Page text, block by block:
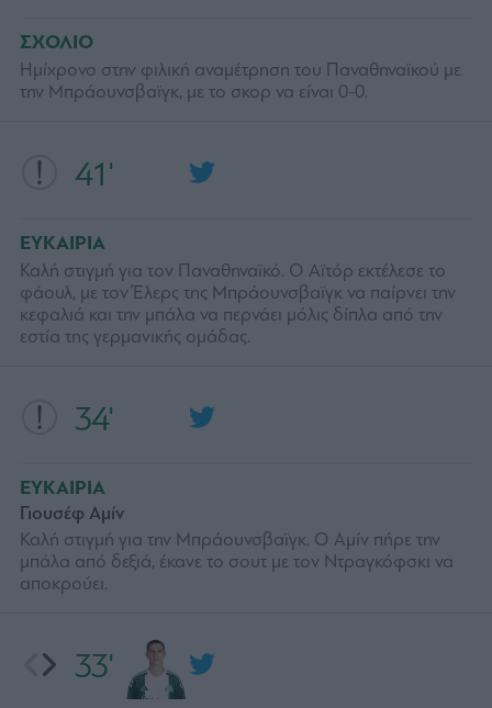
33'
34'
ΕΥΚΑΙΡΙΑ
Γιουσέφ Αμίν
Καλή στιγμή για την Μπράουνσβαϊγκ. Ο Αμίν πήρε την
μπάλα από δεξιά, έκανε το σουτ με τον Ντραγκόφσκι να
αποκρούει.
41'
ΕΥΚΑΙΡΙΑ
Καλή στιγμή για τον Παναθηναϊκό. Ο Αϊτόρ εκτέλεσε το
φάουλ, με τον Έλερς της Μπράουνσβαϊγκ να παίρνει την
κεφαλιά και την μπάλα να περνάει μόλις δίπλα από την
εστία της γερμανικής ομάδας.
ΣΧΟΛΙΟ
Ημίχρονο στην φιλική αναμέτρηση του Παναθηναϊκού με
την Μπράουνσβαϊγκ, με το σκορ να είναι 0-0.